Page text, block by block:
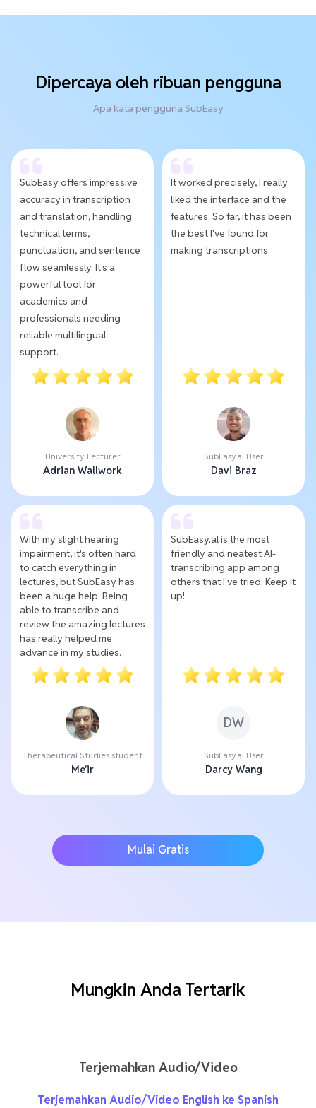
Dipercaya oleh ribuan pengguna
Apa kata pengguna SubEasy
SubEasy offers impressive
accuracy in transcription
and translation, handling
technical terms,
punctuation, and sentence
flow seamlessly. It's a
powerful tool for
academics and
professionals needing
reliable multilingual
support.
University Lecturer
Adrian Wallwork
It worked precisely, I really
liked the interface and the
features. So far, it has been
the best I've found for
making transcriptions.
SubEasy.ai User
Davi Braz
With my slight hearing
impairment, it's often hard
to catch everything in
lectures, but SubEasy has
been a huge help. Being
able to transcribe and
review the amazing lectures
has really helped me
advance in my studies.
Therapeutical Studies student
Me'ir
SubEasy.al is the most
friendly and neatest AI-
transcribing app among
others that I've tried. Keep it
up!
DW
SubEasy.ai User
Darcy Wang
Mulai Gratis
Mungkin Anda Tertarik
Terjemahkan Audio/Video
Terjemahkan Audio/Video English ke Spanish